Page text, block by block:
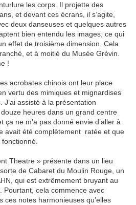
les corps. Il projette des
et devant ces écrans, il s’agite,
deux danseuses et quelques autres
bien entendu les images, ce qui
effet de troisième dimension. Cela
et à moitié du Musée Grévin.
!
acrobates chinois ont leur place
vertu des mimiques et mignardises
assisté à la présentation
heures dans un grand centre
ne m’a pas donné envie d’aller à
avait été complètement ratée et que
Theatre » présente dans un lieu
de Cabaret du Moulin Rouge, un
qui est extrêmement bruyant au
Pourtant, cela commence avec
ces notes harmonieuses qu’elles